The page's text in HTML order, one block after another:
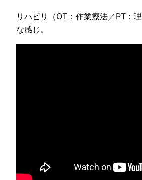
リハビリ（OT：作業療法／PT：
な感じ。